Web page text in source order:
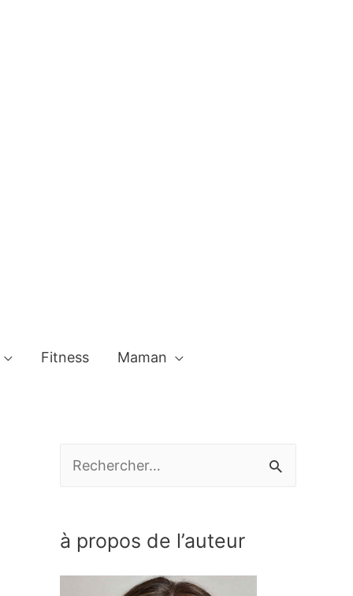
Fitness Maman
h
à propos de l’auteur